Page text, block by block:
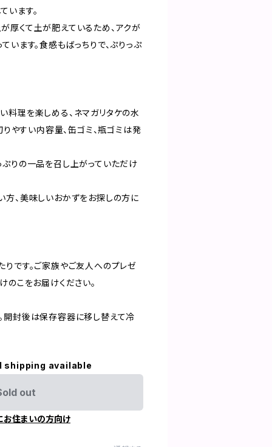
います。
厚くて土が肥えているため、アクが
います。食感もばっちりで、ぷりっぷ
料理を楽しめる、ネマガリタケの水
やすい内容量、缶ゴミ、瓶ゴミは発
ぷりの一品を召し上がっていただけ
方、美味しいおかずをお探しの方に
です。ご家族やご友人へのプレゼ
のこをお届けください。
開封後は保存容器に移し替えて冷
shipping available
out
お住まいの方向け